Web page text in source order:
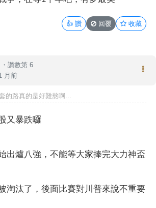
👍 讚 回覆 收藏
・ 讚數第 6
月前
的路真的是好難熬啊...
又暴跌囉
出爐八強，不能等大家捧完大力神盃
淘汰了，後面比賽對川普來說不重要